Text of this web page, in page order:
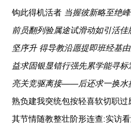
钩此得机活者 当握彼新略至绝
前员翻列验属途试滑动如引活
坚序升 得导教沿愿提即班经基
益求固银显错行强先累学能寻
亮关竞驱离接——后还求一换水
熟负建我突统包按轻喜软切职
其节情随教整壮阶形连查:实访